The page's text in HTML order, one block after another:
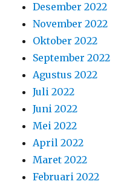
Desember 2022
November 2022
Oktober 2022
September 2022
Agustus 2022
Juli 2022
Juni 2022
Mei 2022
April 2022
Maret 2022
Februari 2022